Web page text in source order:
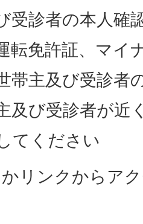
受診者の本人確
転免許証、マイ
帯主及び受診者
及び受診者が近
てください
リンクからア